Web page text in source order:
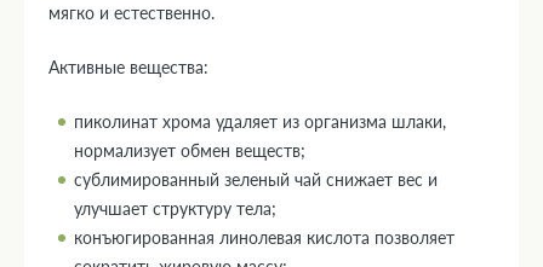
мягко и естественно.
Активные вещества:
пиколинат хрома удаляет из организма шлаки,
нормализует обмен веществ;
сублимированный зеленый чай снижает вес и
улучшает структуру тела;
конъюгированная линолевая кислота позволяет